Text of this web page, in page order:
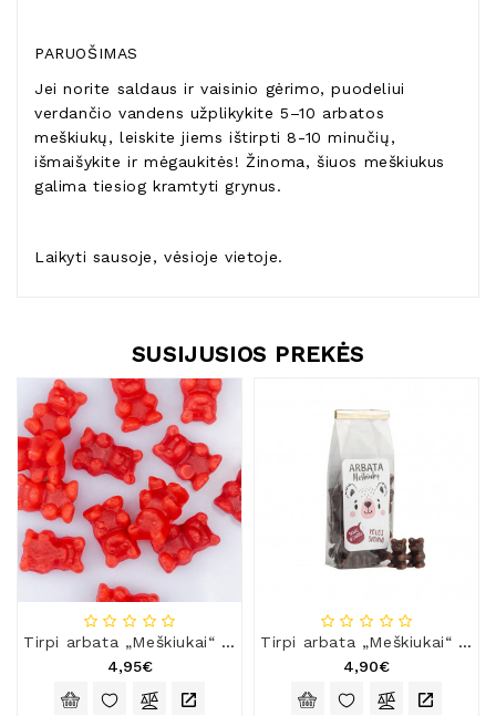
PARUOŠIMAS
Jei norite saldaus ir vaisinio gėrimo, puodeliui
verdančio vandens užplikykite 5–10 arbatos
meškiukų, leiskite jiems ištirpti 8-10 minučių,
išmaišykite ir mėgaukitės! Žinoma, šiuos meškiukus
galima tiesiog kramtyti grynus.
Laikyti sausoje, vėsioje vietoje.
SUSIJUSIOS PREKĖS
Tirpi arbata „Meškiukai“ aviečių ir vanilės skonio
4,95€
Tirpi arbata „Meškiukai“ kolos skonio
4,90€